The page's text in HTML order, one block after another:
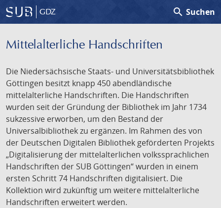
GDZ search Suchen
Mittelalterliche Handschriften
Die Niedersächsische Staats- und Universitätsbibliothek
Göttingen besitzt knapp 450 abendländische
mittelalterliche Handschriften. Die Handschriften
wurden seit der Gründung der Bibliothek im Jahr 1734
sukzessive erworben, um den Bestand der
Universalbibliothek zu ergänzen. Im Rahmen des von
der Deutschen Digitalen Bibliothek geförderten Projekts
„Digitalisierung der mittelalterlichen volkssprachlichen
Handschriften der SUB Göttingen“ wurden in einem
ersten Schritt 74 Handschriften digitalisiert. Die
Kollektion wird zukünftig um weitere mittelalterliche
Handschriften erweitert werden.